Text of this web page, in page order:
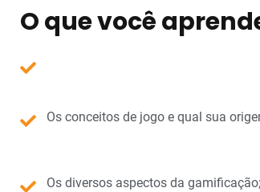
O que você
Os conceitos de jogo e qual sua
Os diversos aspectos da gamificação;